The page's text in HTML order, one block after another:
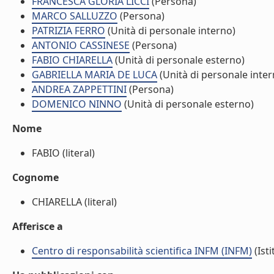
MARCO SALLUZZO (Persona)
PATRIZIA FERRO (Unità di personale interno)
ANTONIO CASSINESE (Persona)
FABIO CHIARELLA(Unità di personale esterno)
GABRIELLA MARIA DE LUCA(Unità di personale
ANDREA ZAPPETTINI(Persona)
DOMENICO NINNO (Unità di personale esterno)
Nome
FABIO (literal)
Cognome
CHIARELLA (literal)
Afferisce a
Centro di responsabilità scientifica INFM (INFM)